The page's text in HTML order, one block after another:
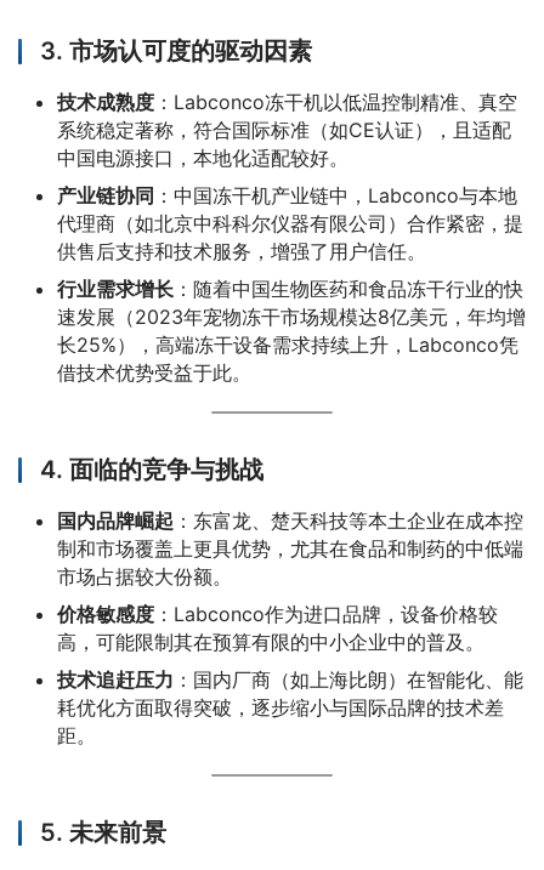
3. 市场认可度的驱动因素
技术成熟度 ：Labconco冻干机以低温控制精准、真空
系统稳定著称，符合国际标准（如CE认证），且适配
中国电源接口，本地化适配较好。
产业链协同 ：中国冻干机产业链中，Labconco与本地
代理商（如北京中科科尔仪器有限公司）合作紧密，提
供售后支持和技术服务，增强了用户信任。
行业需求增长 ：随着中国生物医药和食品冻干行业的快
速发展（2023年宠物冻干市场规模达8亿美元，年均增
长25%），高端冻干设备需求持续上升，Labconco凭
借技术优势受益于此。
4. 面临的竞争与挑战
国内品牌崛起 ：东富龙、楚天科技等本土企业在成本控
制和市场覆盖上更具优势，尤其在食品和制药的中低端
市场占据较大份额。
价格敏感度 ：Labconco作为进口品牌，设备价格较
高，可能限制其在预算有限的中小企业中的普及。
技术追赶压力 ：国内厂商（如上海比朗）在智能化、能
耗优化方面取得突破，逐步缩小与国际品牌的技术差
距。
5. 未来前景